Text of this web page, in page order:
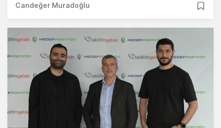
Candeğer Muradoğlu